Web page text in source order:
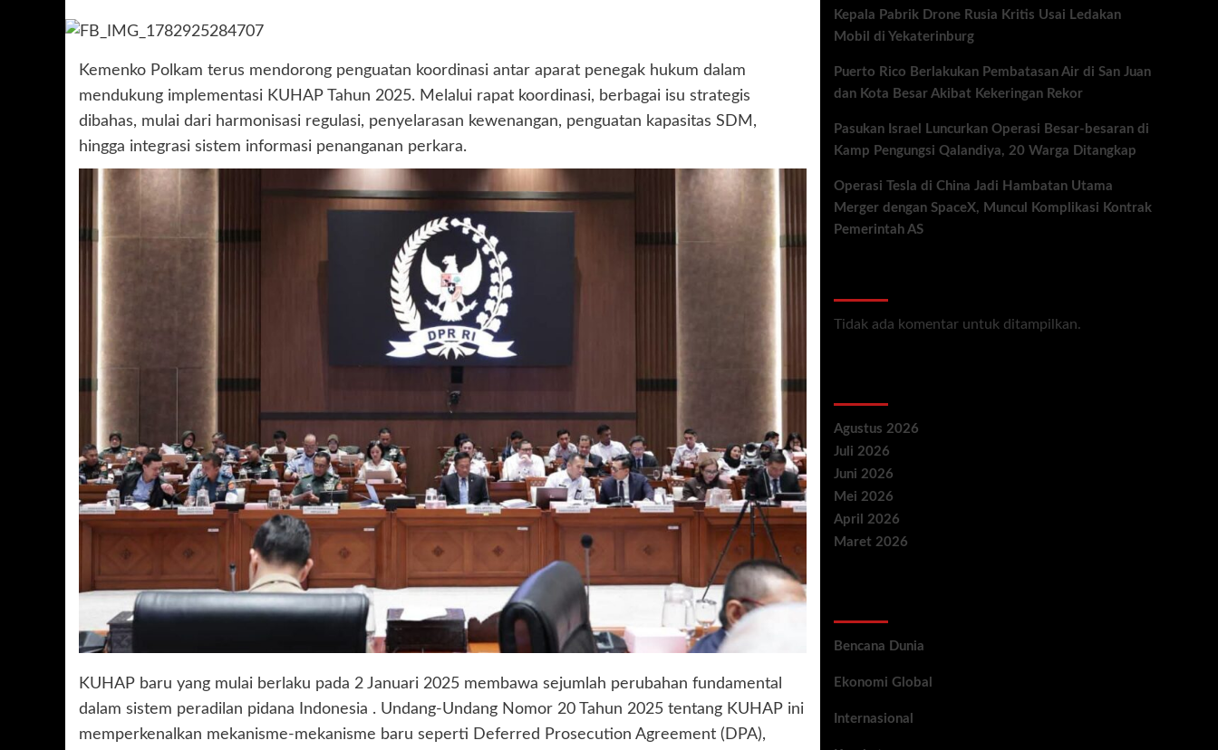
Kemenko Polkam terus mendorong penguatan koordinasi antar aparat penegak hukum dalam
mendukung implementasi KUHAP Tahun 2025. Melalui rapat koordinasi, berbagai isu strategis
dibahas, mulai dari harmonisasi regulasi, penyelarasan kewenangan, penguatan kapasitas SDM,
hingga integrasi sistem informasi penanganan perkara.
KUHAP baru yang mulai berlaku pada 2 Januari 2025 membawa sejumlah perubahan fundamental
dalam sistem peradilan pidana Indonesia . Undang-Undang Nomor 20 Tahun 2025 tentang KUHAP ini
memperkenalkan mekanisme-mekanisme baru seperti Deferred Prosecution Agreement (DPA),
Kepala Pabrik Drone Rusia Kritis Usai Ledakan
Mobil di Yekaterinburg
Puerto Rico Berlakukan Pembatasan Air di San Juan
dan Kota Besar Akibat Kekeringan Rekor
Pasukan Israel Luncurkan Operasi Besar-besaran di
Kamp Pengungsi Qalandiya, 20 Warga Ditangkap
Operasi Tesla di China Jadi Hambatan Utama
Merger dengan SpaceX, Muncul Komplikasi Kontrak
Pemerintah AS
Tidak ada komentar untuk ditampilkan.
Agustus 2026
Juli 2026
Juni 2026
Mei 2026
April 2026
Maret 2026
Bencana Dunia
Ekonomi Global
Internasional